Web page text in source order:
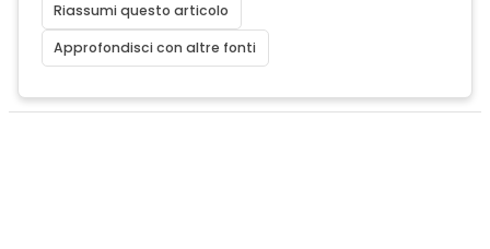
Riassumi questo articolo
Approfondisci con altre fonti